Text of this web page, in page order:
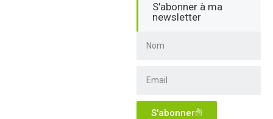
S'abonner à ma
newsletter
S'abonner